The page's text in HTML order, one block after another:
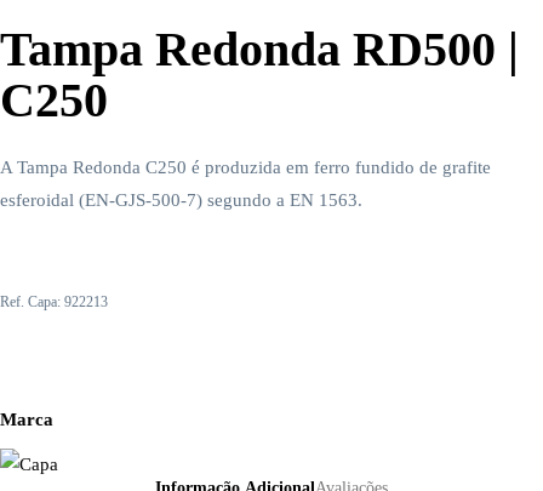
Tampa Redonda RD500 |
C250
A Tampa Redonda C250 é produzida em ferro fundido de grafite
esferoidal (EN-GJS-500-7) segundo a EN 1563.
Ref. Capa: 922213
Marca